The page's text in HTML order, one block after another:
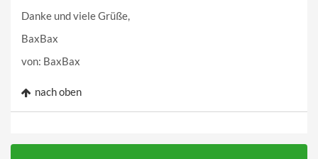
Danke und viele Grüße,
BaxBax
von: BaxBax
nach oben